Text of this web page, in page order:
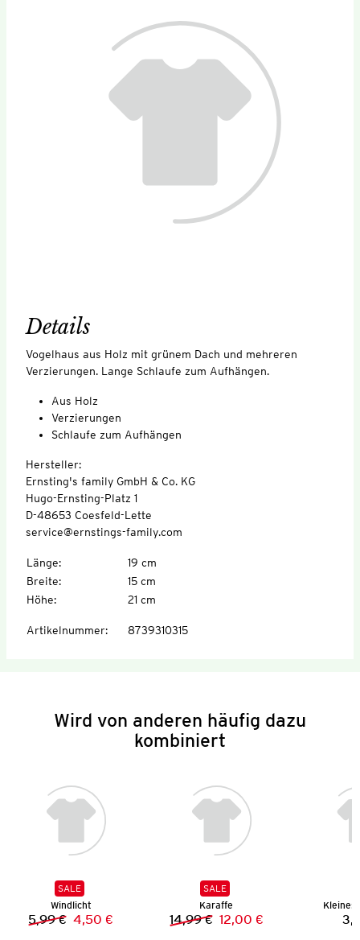
Details
Vogelhaus aus Holz mit grünem Dach und mehreren
Verzierungen. Lange Schlaufe zum Aufhängen.
Aus Holz
Verzierungen
Schlaufe zum Aufhängen
Hersteller:
Ernsting's family GmbH & Co. KG
Hugo-Ernsting-Platz 1
D-48653 Coesfeld-Lette
service@ernstings-family.com
Länge:
19 cm
Breite:
15 cm
Höhe: 21 cm
Artikelnummer: 8739310315
Wird von anderen häufig dazu
kombiniert
SALE
Windlicht
Vorheriger Preis:
5,99 € Neuer Preis:
4,50 €
SALE
Karaffe
Vorheriger Preis:
14,99 € Neuer Preis:
12,00 €
Kleines